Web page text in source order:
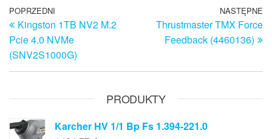
Nawigacja
wpisu
Poprzedni
wpis
POPRZEDNI
Kingston 1TB NV2 M.2
Pcie 4.0 NVMe
(SNV2S1000G)
NASTĘPNE
Thrustmaster TMX Force
Feedback (4460136)
PRODUKTY
Karcher HV 1/1 Bp Fs 1.394-221.0